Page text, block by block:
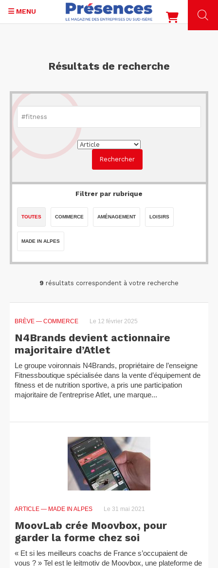
MENU
Résultats de recherche
Filtrer par rubrique
TOUTES COMMERCE AMÉNAGEMENT LOISIRS
MADE IN ALPES
9 résultats correspondent à votre recherche
BRÈVE — COMMERCE Le 12 février 2025
N4Brands devient actionnaire
majoritaire d’Atlet
Le groupe voironnais N4Brands, propriétaire de l’enseigne
Fitnessboutique spécialisée dans la vente d’équipement de
fitness et de nutrition sportive, a pris une participation
majoritaire de l’entreprise Atlet, une marque...
ARTICLE — MADE IN ALPES Le 31 mai 2021
MoovLab crée Moovbox, pour
garder la forme chez soi
« Et si les meilleurs coachs de France s’occupaient de
vous ? » Tel est le leitmotiv de Moovbox, une plateforme de